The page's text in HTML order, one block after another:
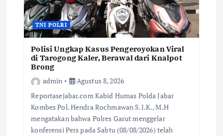
TNI POLRI
Polisi Ungkap Kasus Pengeroyokan Viral
di Tarogong Kaler, Berawal dari Knalpot
Brong
admin
Agustus 8, 2026
Reportasejabar.com Kabid Humas Polda Jabar
Kombes Pol. Hendra Rochmawan S.I.K., M.H
mengatakan bahwa Polres Garut menggelar
konferensi Pers pada Sabtu (08/08/2026) telah